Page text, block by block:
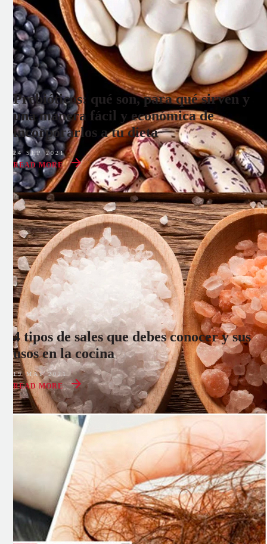
Prebióticos: qué son, para qué sirven y
una manera fácil y económica de
incorporarlos a tu dieta
24 SEP 2021
READ MORE
4 tipos de sales que debes conocer y sus
usos en la cocina
19 MAY 2021
READ MORE